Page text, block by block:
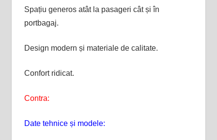
Spațiu generos atât la pasageri cât și în
portbagaj.
Design modern și materiale de calitate.
Confort ridicat.
Contra:
Date tehnice și modele: